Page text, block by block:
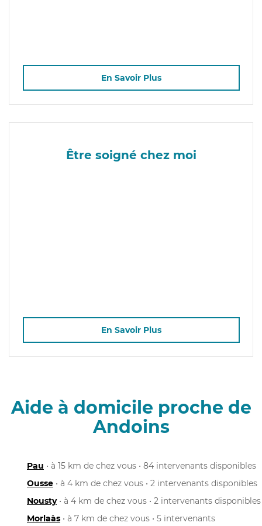
En Savoir Plus
Être soigné chez moi
En Savoir Plus
Aide à domicile proche de
Andoins
Pau • à 15 km de chez vous • 84 intervenants disponibles
Ousse • à 4 km de chez vous • 2 intervenants disponibles
Nousty• à 4 km de chez vous • 2 intervenants disponibles
Morlaàs • à 7 km de chez vous • 5 intervenants